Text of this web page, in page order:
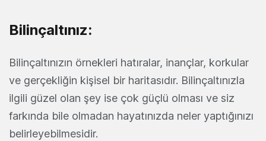
Bilinçaltınız:
Bilinçaltınızın örnekleri hatıralar, inançlar, korkular
ve gerçekliğin kişisel bir haritasıdır. Bilinçaltınızla
ilgili güzel olan şey ise çok güçlü olması ve siz
farkında bile olmadan hayatınızda neler yaptığınızı
belirleyebilmesidir.